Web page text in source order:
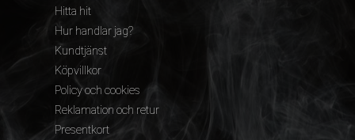
Hitta hit
Hur handlar jag?
Kundtjänst
Köpvillkor
Policy och cookies
Reklamation och retur
Presentkort